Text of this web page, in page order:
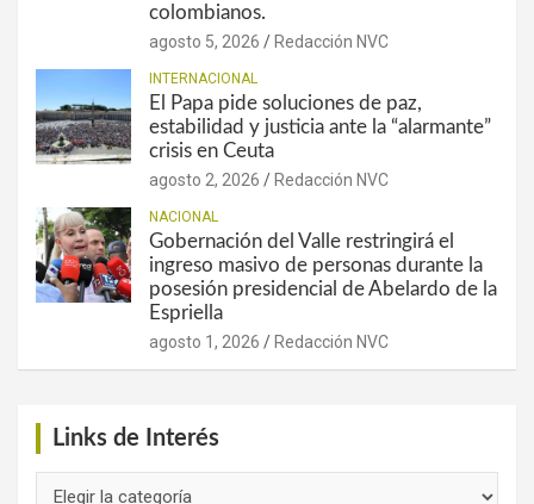
colombianos.
agosto 5, 2026 Redacción NVC
INTERNACIONAL
El Papa pide soluciones de paz,
estabilidad y justicia ante la “alarmante”
crisis en Ceuta
agosto 2, 2026 Redacción NVC
NACIONAL
Gobernación del Valle restringirá el
ingreso masivo de personas durante la
posesión presidencial de Abelardo de la
Espriella
agosto 1, 2026 Redacción NVC
Links de Interés